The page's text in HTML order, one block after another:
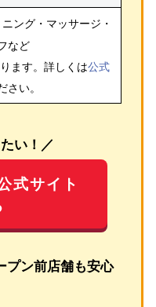
ング・マッサージ・
など
ます。詳しくは公式
さい。
い！／
式サイト
プン前店舗も安心